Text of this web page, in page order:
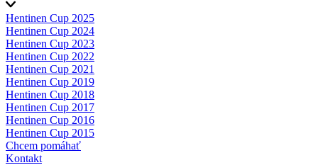
Hentinen Cup 2025
Hentinen Cup 2024
Hentinen Cup 2023
Hentinen Cup 2022
Hentinen Cup 2021
Hentinen Cup 2019
Hentinen Cup 2018
Hentinen Cup 2017
Hentinen Cup 2016
Hentinen Cup 2015
Chcem pomáhať
Kontakt